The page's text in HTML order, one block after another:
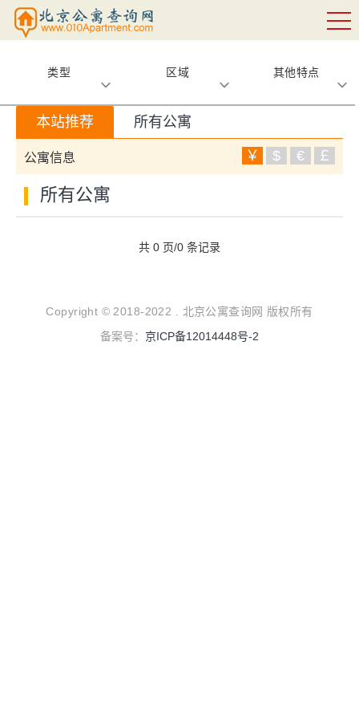
类型 区域 其他特点
本站推荐 所有公寓
公寓信息 ￥ $ € ￡
所有公寓
共 0 页/0 条记录
Copyright © 2018-2022 . 北京公寓查询网 版权所有
备案号： 京ICP备12014448号-2